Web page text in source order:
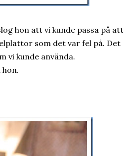
hon att vi kunde passa på att
som det var fel på. Det
vi kunde använda.